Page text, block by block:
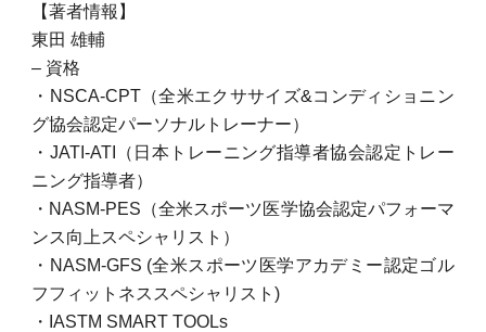
【著者情報】
東田 雄輔
– 資格
・NSCA-CPT（全米エクササイズ&コンディショニン
グ協会認定パーソナルトレーナー）
・JATI-ATI（日本トレーニング指導者協会認定トレー
ニング指導者）
・NASM-PES（全米スポーツ医学協会認定パフォーマ
ンス向上スペシャリスト）
・NASM-GFS (全米スポーツ医学アカデミー認定ゴル
フフィットネススペシャリスト)
・IASTM SMART TOOLs